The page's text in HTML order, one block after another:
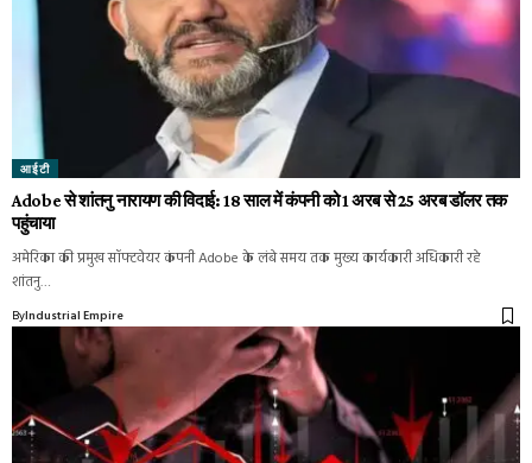
आईटी
Adobe से शांतनु नारायण की विदाई: 18 साल में कंपनी को 1 अरब से 25 अरब डॉलर तक
पहुंचाया
अमेरिका की प्रमुख सॉफ्टवेयर कंपनी Adobe के लंबे समय तक मुख्य कार्यकारी अधिकारी रहे
शांतनु…
ByIndustrial Empire